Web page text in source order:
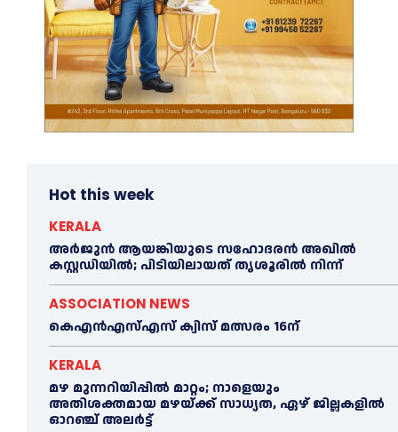
Hot this week
KERALA
അര്‍ജുന്‍ ആയങ്കിയുടെ സഹോദരന്‍ അഖില്‍
കസ്റ്റഡിയില്‍; പിടിയിലായത് തൃശൂരില്‍ നിന്ന്
ASSOCIATION NEWS
കെഎൻഎസ്എസ് ക്വിസ് മത്സരം 16ന്
KERALA
മഴ മുന്നറിയിപ്പിൽ മാറ്റം; നാളെയും
അതിശക്തമായ മഴയ്ക്ക് സാധ്യത, ഏഴ് ജില്ലകളിൽ
ഓറഞ്ച് അലർട്ട്